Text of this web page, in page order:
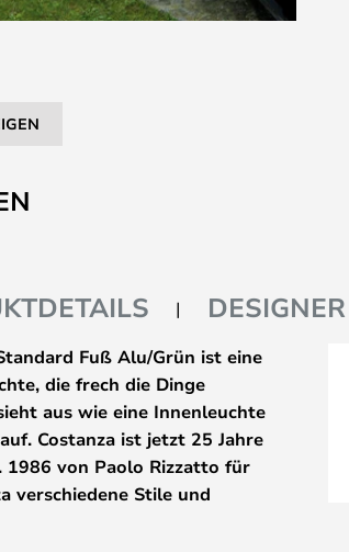
DESIGNER
Fuß Alu/Grün ist eine
die frech die Dinge
aus wie eine Innenleuchte
Costanza ist jetzt 25 Jahre
von Paolo Rizzatto für
verschiedene Stile und
Costanza ist